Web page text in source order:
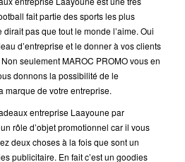
fait partie des sports les plus
pas que tout le monde l’aime. Oui
d’entreprise et le donner à vos clients
seulement MAROC PROMO vous en
donnons la possibilité de le
marque de votre entreprise.
entreprise Laayoune par
rôle d’objet promotionnel car il vous
deux choses à la fois que sont un
publicitaire. En fait c’est un goodies